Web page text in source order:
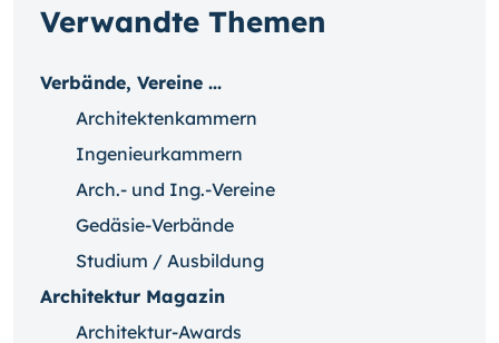
Verwandte Themen
Verbände, Vereine ...
Architektenkammern
Ingenieurkammern
Arch.- und Ing.-Vereine
Gedäsie-Verbände
Studium / Ausbildung
Architektur Magazin
Architektur-Awards